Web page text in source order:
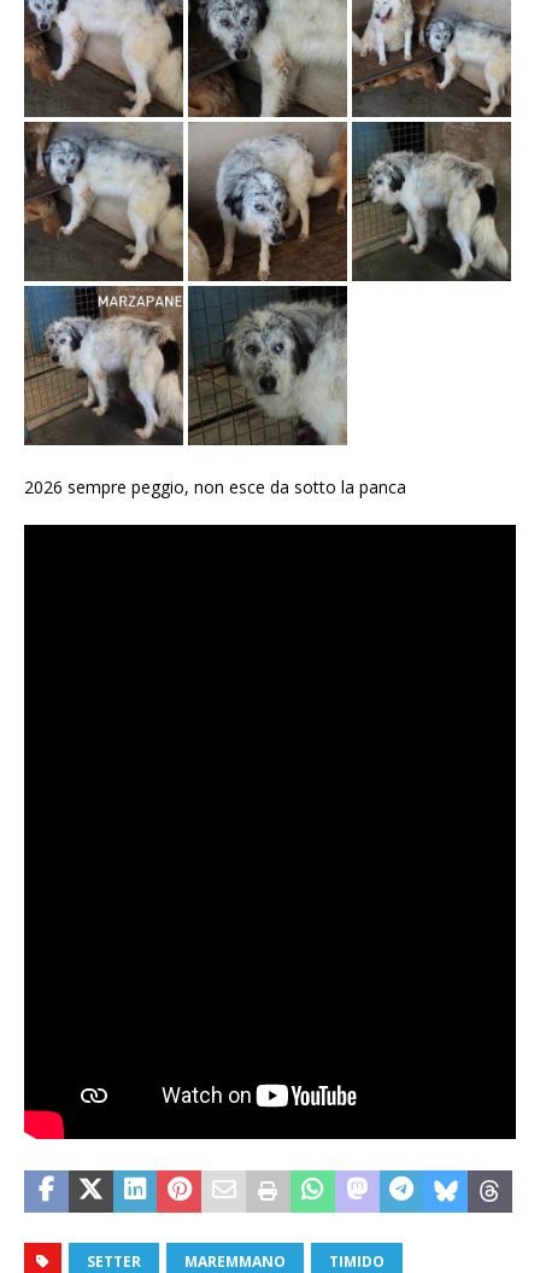
2026 sempre peggio, non esce da sotto la panca
SETTER MAREMMANO TIMIDO